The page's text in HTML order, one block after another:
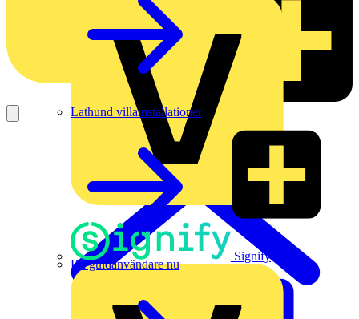
Signify
Lathund villainstallationer
Bli guldanvändare nu